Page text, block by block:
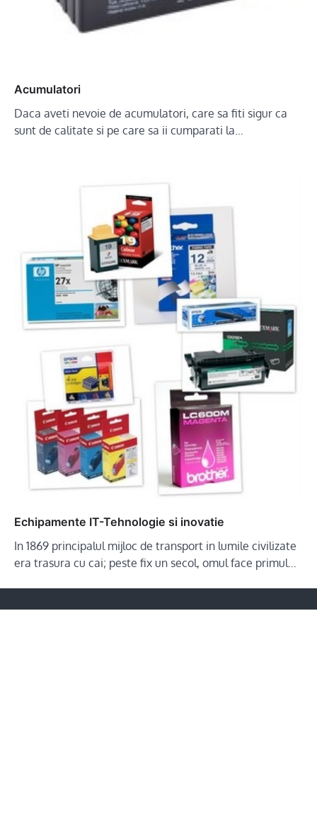
Acumulatori
Daca aveti nevoie de acumulatori, care sa fiti sigur ca
sunt de calitate si pe care sa ii cumparati la…
Echipamente IT-Tehnologie si inovatie
In 1869 principalul mijloc de transport in lumile civilizate
era trasura cu cai; peste fix un secol, omul face primul…